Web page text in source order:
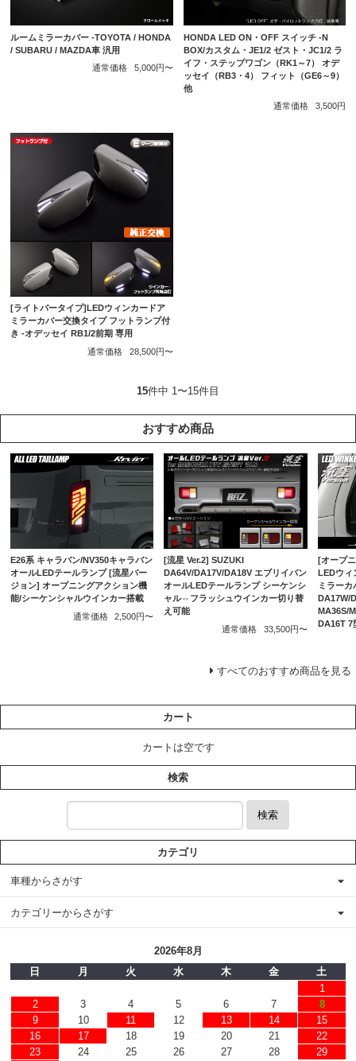
ルームミラーカバー -TOYOTA / HONDA
/ SUBARU / MAZDA車 汎用
通常価格
5,000円〜
HONDA LED ON・OFF スイッチ -N
BOX/カスタム・JE1/2 ゼスト・JC1/2 ラ
イフ・ステップワゴン（RK1～7） オデ
ッセイ（RB3・4） フィット（GE6～9）
他
通常価格
3,500円
[ライトバータイプ]LEDウィンカードア
ミラーカバー交換タイプ フットランプ付
き -オデッセイ RB1/2前期 専用
通常価格
28,500円〜
15件中 1〜15件目
おすすめ商品
E26系 キャラバン/NV350キャラバン
オールLEDテールランプ [流星バー
ジョン] オープニングアクション機
能/シーケンシャルウインカー搭載
通常価格
2,500円〜
[流星 Ver.2] SUZUKI
DA64V/DA17V/DA18V エブリイバン
オールLEDテールランプ シーケンシ
ャル⇔フラッシュウインカー切り替
え可能
通常価格
33,500円〜
[オープ
LEDウィ
ミラーカ
DA17W/
MA36S/
DA16T 7
すべてのおすすめ商品を見る
カート
カートは空です
検索
検索
カテゴリ
車種からさがす
カテゴリーからさがす
2026年8月
日
月 火 水 木 金
土
1
2
3 4 5 6 7
8
9
10 11 12 13 14
15
16
17 18 19 20 21
22
23
24 25 26 27 28
29